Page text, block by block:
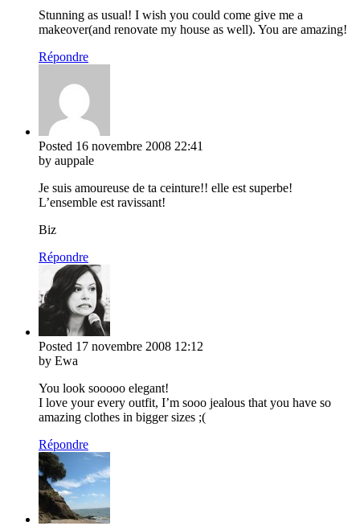
Stunning as usual! I wish you could come give me a
makeover(and renovate my house as well). You are amazing!
Répondre
Posted 16 novembre 2008 22:41
by auppale
Je suis amoureuse de ta ceinture!! elle est superbe!
L’ensemble est ravissant!
Biz
Répondre
Posted 17 novembre 2008 12:12
by Ewa
You look sooooo elegant!
I love your every outfit, I’m sooo jealous that you have so
amazing clothes in bigger sizes ;(
Répondre